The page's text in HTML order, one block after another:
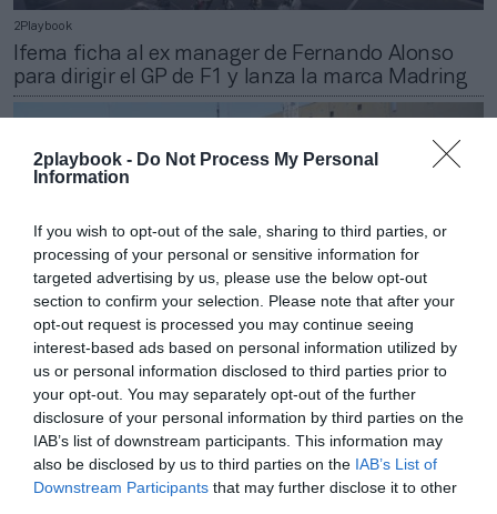
2playbook - Do Not Process My Personal
Information
If you wish to opt-out of the sale, sharing to third parties, or
processing of your personal or sensitive information for
targeted advertising by us, please use the below opt-out
section to confirm your selection. Please note that after your
opt-out request is processed you may continue seeing
interest-based ads based on personal information utilized by
us or personal information disclosed to third parties prior to
your opt-out. You may separately opt-out of the further
disclosure of your personal information by third parties on the
IAB’s list of downstream participants. This information may
also be disclosed by us to third parties on the IAB’s List of
Downstream Participants that may further disclose it to other
2Playbook
Ifema ficha al ex manager de Fernando Alonso
para dirigir el GP de F1 y lanza la marca Madring
Roger Requena
El fitness marca sus líneas rojas: ¿por qué han
quedado desiertos diez ‘megacontratos’ públicos?